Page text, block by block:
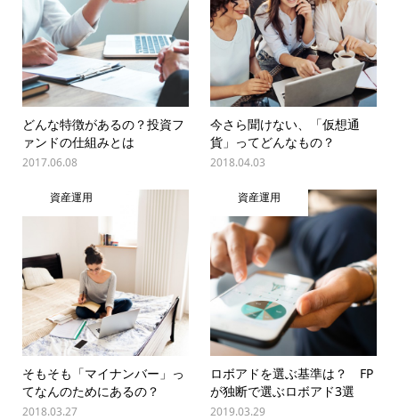
どんな特徴があるの？投資フ
ァンドの仕組みとは
2017.06.08
今さら聞けない、「仮想通
貨」ってどんなもの？
2018.04.03
資産運用
そもそも「マイナンバー」っ
てなんのためにあるの？
2018.03.27
資産運用
ロボアドを選ぶ基準は？ FP
が独断で選ぶロボアド3選
2019.03.29